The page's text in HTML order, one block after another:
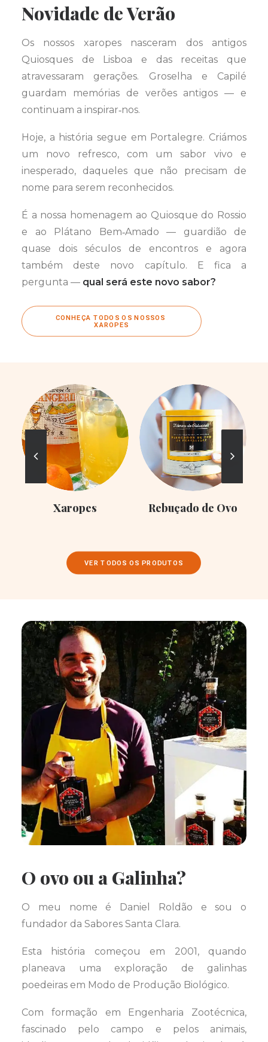
Novidade de Verão
Os nossos xaropes nasceram dos antigos
Quiosques de Lisboa e das receitas que
atravessaram gerações. Groselha e Capilé
guardam memórias de verões antigos — e
continuam a inspirar‑nos.
Hoje, a história segue em Portalegre. Criámos
um novo refresco, com um sabor vivo e
inesperado, daqueles que não precisam de
nome para serem reconhecidos.
É a nossa homenagem ao Quiosque do Rossio
e ao Plátano Bem‑Amado — guardião de
quase dois séculos de encontros e agora
também deste novo capítulo. E fica a
pergunta — qual será este novo sabor?
CONHEÇA TODOS OS NOSSOS
XAROPES
Xaropes Rebuçado de Ovo
VER TODOS OS PRODUTOS
O ovo ou a Galinha?
O meu nome é Daniel Roldão e sou o
fundador da Sabores Santa Clara.
Esta história começou em 2001, quando
planeava uma exploração de galinhas
poedeiras em Modo de Produção Biológico.
Com formação em Engenharia Zootécnica,
fascinado pelo campo e pelos animais,